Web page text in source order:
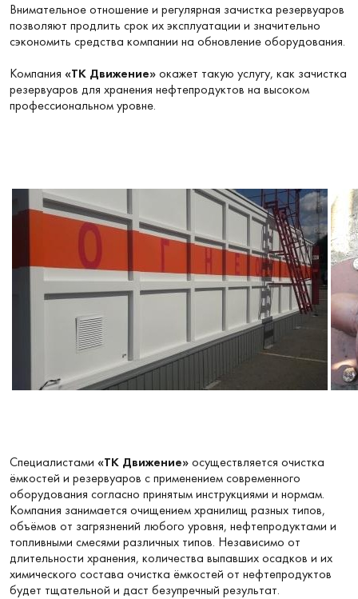
Внимательное отношение и регулярная зачистка резервуаров
позволяют продлить срок их эксплуатации и значительно
сэкономить средства компании на обновление оборудования.
Компания «ТК Движение»окажет такую услугу, как зачистка
резервуаров для хранения нефтепродуктов на высоком
профессиональном уровне.
Специалистами «ТК Движение»осуществляется очистка
ёмкостей и резервуаров с применением современного
оборудования согласно принятым инструкциями и нормам.
Компания занимается очищением хранилищ разных типов,
объёмов от загрязнений любого уровня, нефтепродуктами и
топливными смесями различных типов. Независимо от
длительности хранения, количества выпавших осадков и их
химического состава очистка ёмкостей от нефтепродуктов
будет тщательной и даст безупречный результат.